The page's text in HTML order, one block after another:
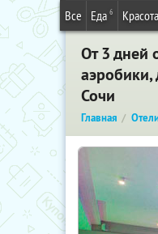
Все Еда 6 Красота
От 3 дней
аэробики,
Сочи
Главная